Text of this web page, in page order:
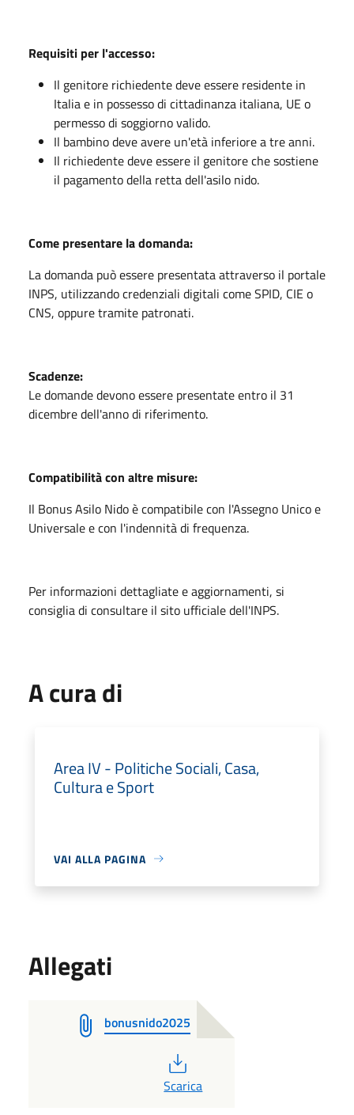
Requisiti per l'accesso:
Il genitore richiedente deve essere residente in
Italia e in possesso di cittadinanza italiana, UE o
permesso di soggiorno valido.
Il bambino deve avere un'età inferiore a tre anni.
Il richiedente deve essere il genitore che sostiene
il pagamento della retta dell'asilo nido.
Come presentare la domanda:
La domanda può essere presentata attraverso il portale
INPS, utilizzando credenziali digitali come SPID, CIE o
CNS, oppure tramite patronati.
Scadenze:
Le domande devono essere presentate entro il 31
dicembre dell'anno di riferimento.
Compatibilità con altre misure:
Il Bonus Asilo Nido è compatibile con l'Assegno Unico e
Universale e con l'indennità di frequenza.
Per informazioni dettagliate e aggiornamenti, si
consiglia di consultare il sito ufficiale dell'INPS.
A cura di
Area IV - Politiche Sociali, Casa,
Cultura e Sport
VAI ALLA PAGINA
Allegati
bonusnido2025
PDF
Scarica